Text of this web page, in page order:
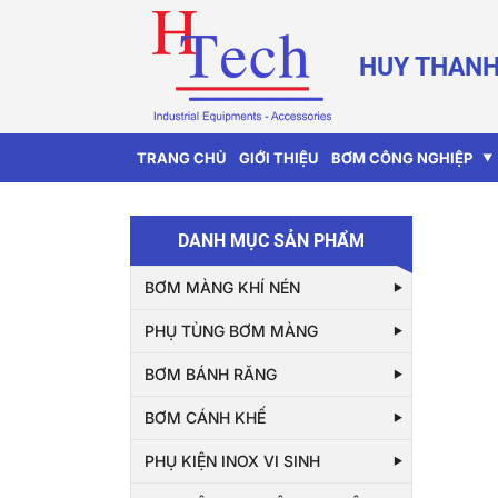
HUY
TRANG CHỦ GIỚI THIỆU BƠM CÔNG NGHIỆP
DANH MỤC SẢN PHẨM
BƠM MÀNG KHÍ NÉN
PHỤ TÙNG BƠM MÀNG
BƠM BÁNH RĂNG
BƠM CÁNH KHẾ
PHỤ KIỆN INOX VI SINH